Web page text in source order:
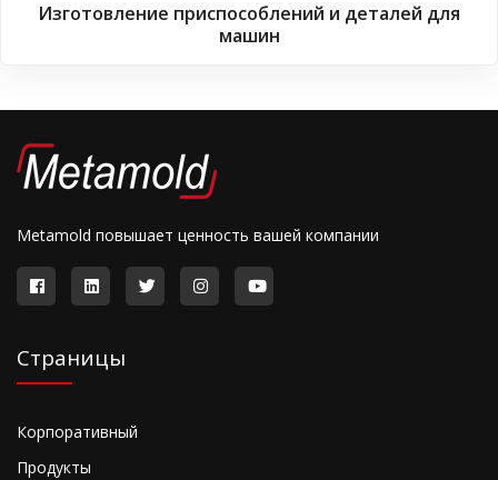
Изготовление приспособлений и деталей для
машин
Metamold повышает ценность вашей компании
Страницы
Корпоративный
Продукты